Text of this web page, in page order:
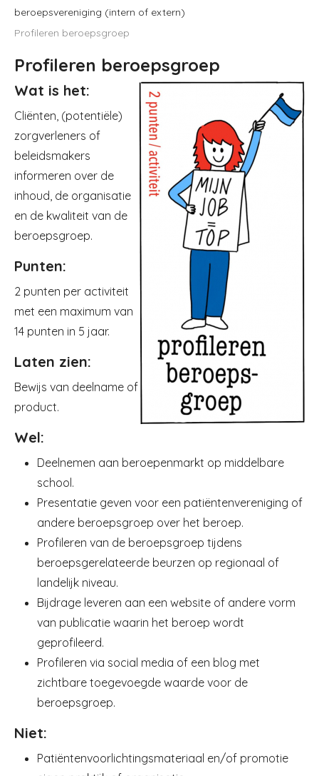
beroepsvereniging (intern of extern)
Profileren beroepsgroep
Profileren beroepsgroep
Image
Wat is het:
Cliënten, (potentiële)
zorgverleners of
beleidsmakers
informeren over de
inhoud, de organisatie
en de kwaliteit van de
beroepsgroep.
Punten:
2 punten per activiteit
met een maximum van
14 punten in 5 jaar.
Laten zien:
Bewijs van deelname of
product.
Wel:
Deelnemen aan beroepenmarkt op middelbare
school.
Presentatie geven voor een patiëntenvereniging of
andere beroepsgroep over het beroep.
Profileren van de beroepsgroep tijdens
beroepsgerelateerde beurzen op regionaal of
landelijk niveau.
Bijdrage leveren aan een website of andere vorm
van publicatie waarin het beroep wordt
geprofileerd.
Profileren via social media of een blog met
zichtbare toegevoegde waarde voor de
beroepsgroep.
Niet:
Patiëntenvoorlichtingsmateriaal en/of promotie